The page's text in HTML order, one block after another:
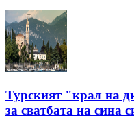
Турският "крал на
за сватбата на сина